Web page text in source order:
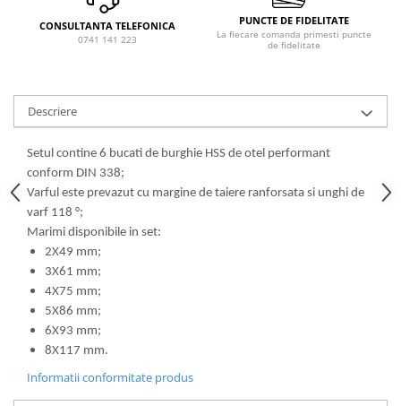
CONSULTANTA TELEFONICA
0741 141 223
PUNCTE DE FIDELITATE
La fiecare comanda primesti puncte
de fidelitate
Descriere
Setul contine 6 bucati de burghie HSS de otel performant
conform DIN 338;
Varful este prevazut cu margine de taiere ranforsata si unghi de
varf 118 °;
Marimi disponibile in set:
2X49 mm;
3X61 mm;
4X75 mm;
5X86 mm;
6X93 mm;
8X117 mm.
Informatii conformitate produs